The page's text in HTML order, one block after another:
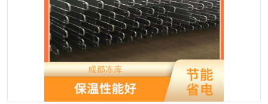
资阳冻库，资阳冻库安装 泸州冻库，泸州冷库
乐山冻库,乐山保鲜冷库 自贡冻库组装
雅安冷库,雅安冻库 攀枝花冻库
冻库安装，小型冻库造价